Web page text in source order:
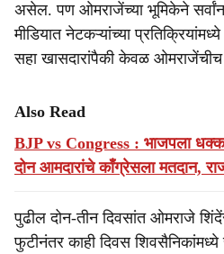
असेल. पण ओमराजेंच्या भूमिकेने
मीडियात नेटकऱ्यांच्या
सहा खासदारांपैकी केवळ ओमराजेंचीच
Also Read
BJP vs Congress : भाजपला
दोन आमदारांचे काँग्रेसला मतदान,
पुढील दोन-तीन दिवसांत ओमराजे
फुटीनंतर काही दिवस शिवसैनिकांमध्ये